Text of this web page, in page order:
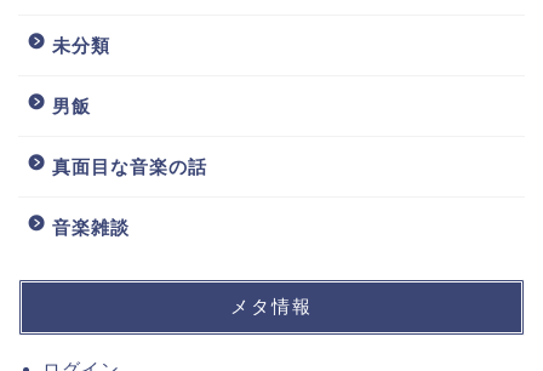
未分類
男飯
真面目な音楽の話
音楽雑談
メタ情報